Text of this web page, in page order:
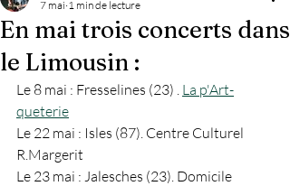
En mai trois concerts dans
le Limousin :
7 mai 1 min de lecture
Le 8 mai : Fresselines (23) . La p'Art-
queterie
Le 22 mai : Isles (87). Centre Culturel
R.Margerit
Le 23 mai : Jalesches (23). Domicile